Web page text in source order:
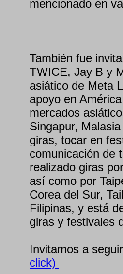
mencionado en
También fue
TWICE, Jay B y
asiático de Meta
apoyo en
mercados
Singapur,
giras, tocar en
comunicación de
realizado giras
así como por
Corea del Sur,
Filipinas, y está
giras y festivales
Invitamos a
click)